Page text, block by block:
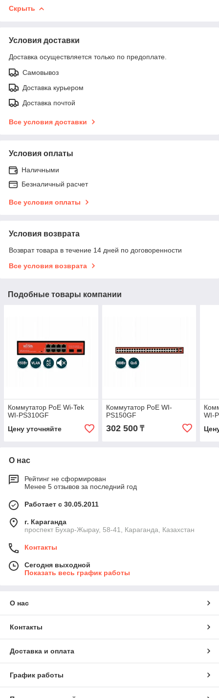
Скрыть
Условия доставки
Доставка осуществляется только по предоплате.
Самовывоз
Доставка курьером
Доставка почтой
Все условия доставки
Условия оплаты
Наличными
Безналичный расчет
Все условия оплаты
Условия возврата
Возврат товара в течение 14 дней по договоренности
Все условия возврата
Подобные товары компании
Коммутатор PoE Wi-Tek
WI-PS310GF
Цену уточняйте
Коммутатор PoE WI-
PS150GF
302 500₸
WI-
О нас
Рейтинг не сформирован
Менее 5 отзывов за последний год
Работает с 30.05.2011
г. Караганда
проспект Бухар-Жырау, 58-41, Караганда, Казахстан
Контакты
Сегодня выходной
Показать весь график работы
О нас
Контакты
Доставка и оплата
График работы